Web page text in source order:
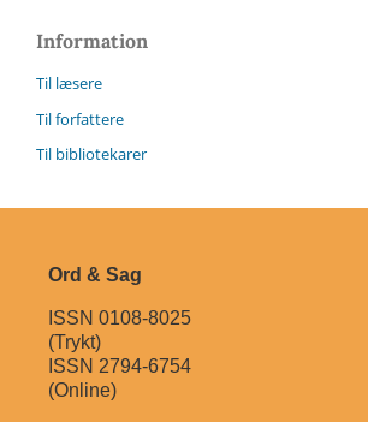
Information
Til læsere
Til forfattere
Til bibliotekarer
Ord & Sag
ISSN 0108-8025
(Trykt)
ISSN 2794-6754
(Online)